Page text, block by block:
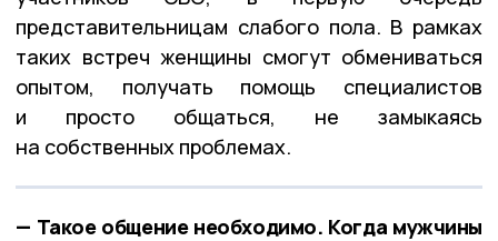
представительницам слабого пола. В рамках
таких встреч женщины смогут обмениваться
опытом, получать помощь специалистов
и просто общаться, не замыкаясь
на собственных проблемах.
— Такое общение необходимо. Когда мужчины